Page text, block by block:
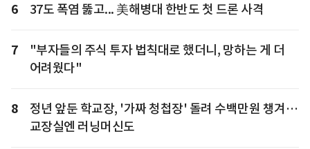
6 37도 폭염 뚫고... 美해병대 한반도 첫 드론 사격
7
"부자들의 주식 투자 법칙대로 했더니, 망하는 게 더
어려웠다"
8
정년 앞둔 학교장, '가짜 청첩장' 돌려 수백만원 챙겨…
교장실엔 러닝머신도